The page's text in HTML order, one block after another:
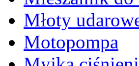
Młoty
Motopompa